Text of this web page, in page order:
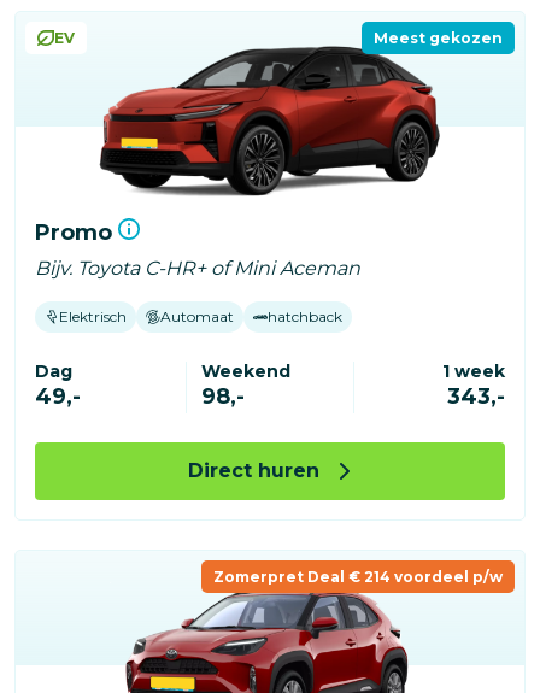
EV Meest gekozen
Promo
Bijv. Toyota C-HR+ of Mini Aceman
Elektrisch Automaat hatchback
Dag
49,-
Weekend
98,-
1 week
343,-
Direct huren
Zomerpret Deal € 214 voordeel p/w